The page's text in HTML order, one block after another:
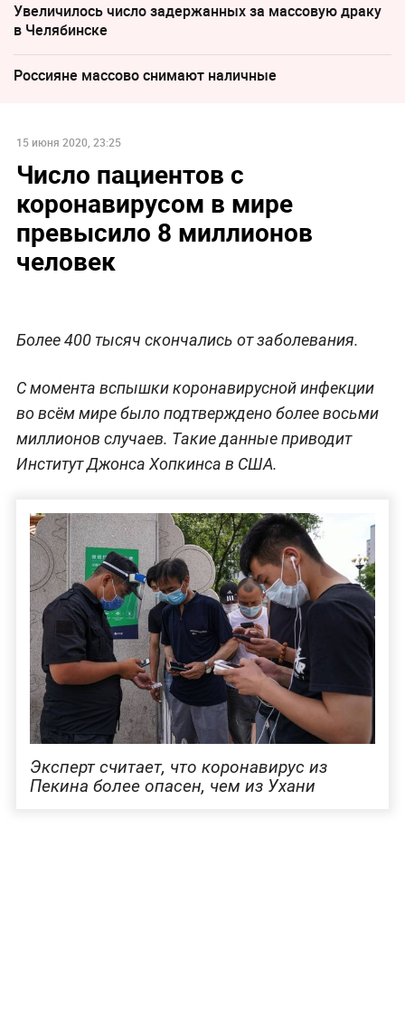
Увеличилось число задержанных за массовую драку
в Челябинске
Россияне массово снимают наличные
15 июня 2020, 23:25
Число пациентов с
коронавирусом в мире
превысило 8 миллионов
человек
Более 400 тысяч скончались от заболевания.
С момента вспышки коронавирусной инфекции
во всём мире было подтверждено более восьми
миллионов случаев. Такие данные приводит
Институт Джонса Хопкинса в США.
Эксперт считает, что коронавирус из
Пекина более опасен, чем из Ухани